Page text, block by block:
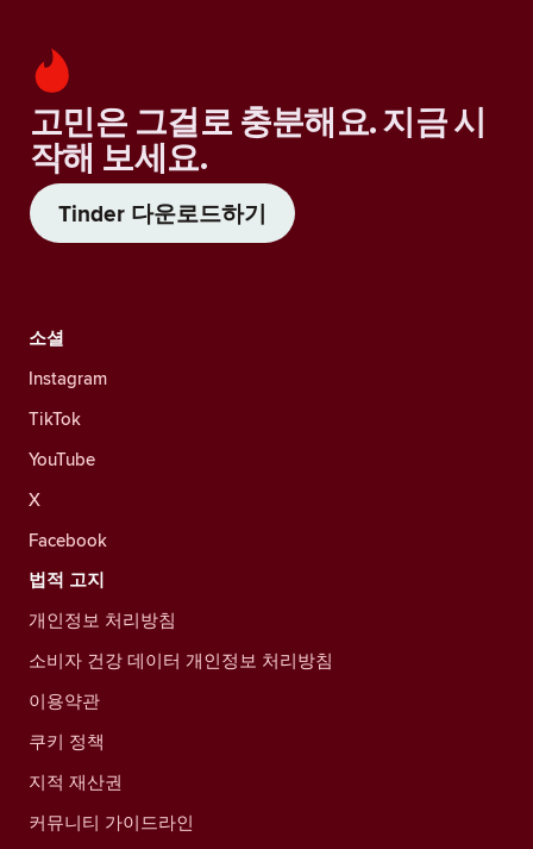
고민은 그걸로 충분해요. 지금 시
작해 보세요.
Tinder 다운로드하기
소셜
Instagram
TikTok
YouTube
X
Facebook
법적 고지
개인정보 처리방침
소비자 건강 데이터 개인정보 처리방침
이용약관
쿠키 정책
지적 재산권
커뮤니티 가이드라인